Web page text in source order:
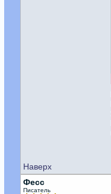
Наверх
Фесс
Писатель